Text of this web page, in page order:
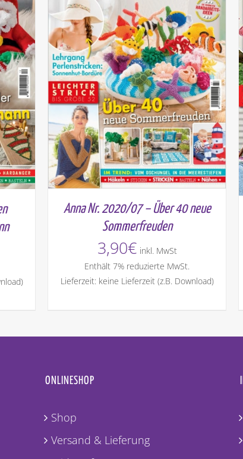
Anna Nr. 2020/07 – Über 40 neue
Sommerfreuden
3,90€ inkl. MwSt
Enthält 7% reduzierte MwSt.
Lieferzeit: keine Lieferzeit (z.B. Download)
ONLINESHOP
Shop
Versand & Lieferung